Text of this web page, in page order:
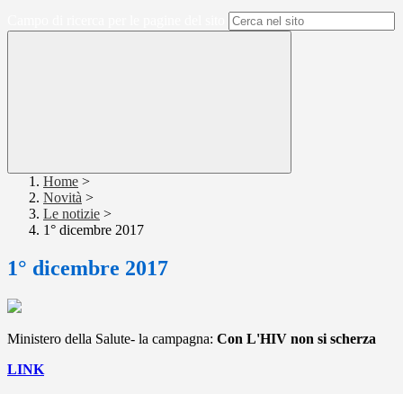
Home >
Novità >
Le notizie >
1° dicembre 2017
1° dicembre 2017
Ministero della Salute- la campagna: Con L'HIV non si scherza
LINK